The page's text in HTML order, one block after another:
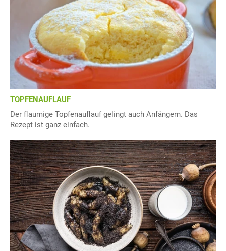
TOPFENAUFLAUF
Der flaumige Topfenauflauf gelingt auch Anfängern. Das
Rezept ist ganz einfach.